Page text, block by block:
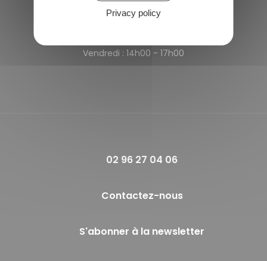
Horaires de la mairie
Vendredi : 14h00 - 17h00
02 96 27 04 06
Contactez-nous
S'abonner à la newsletter
Privacy policy